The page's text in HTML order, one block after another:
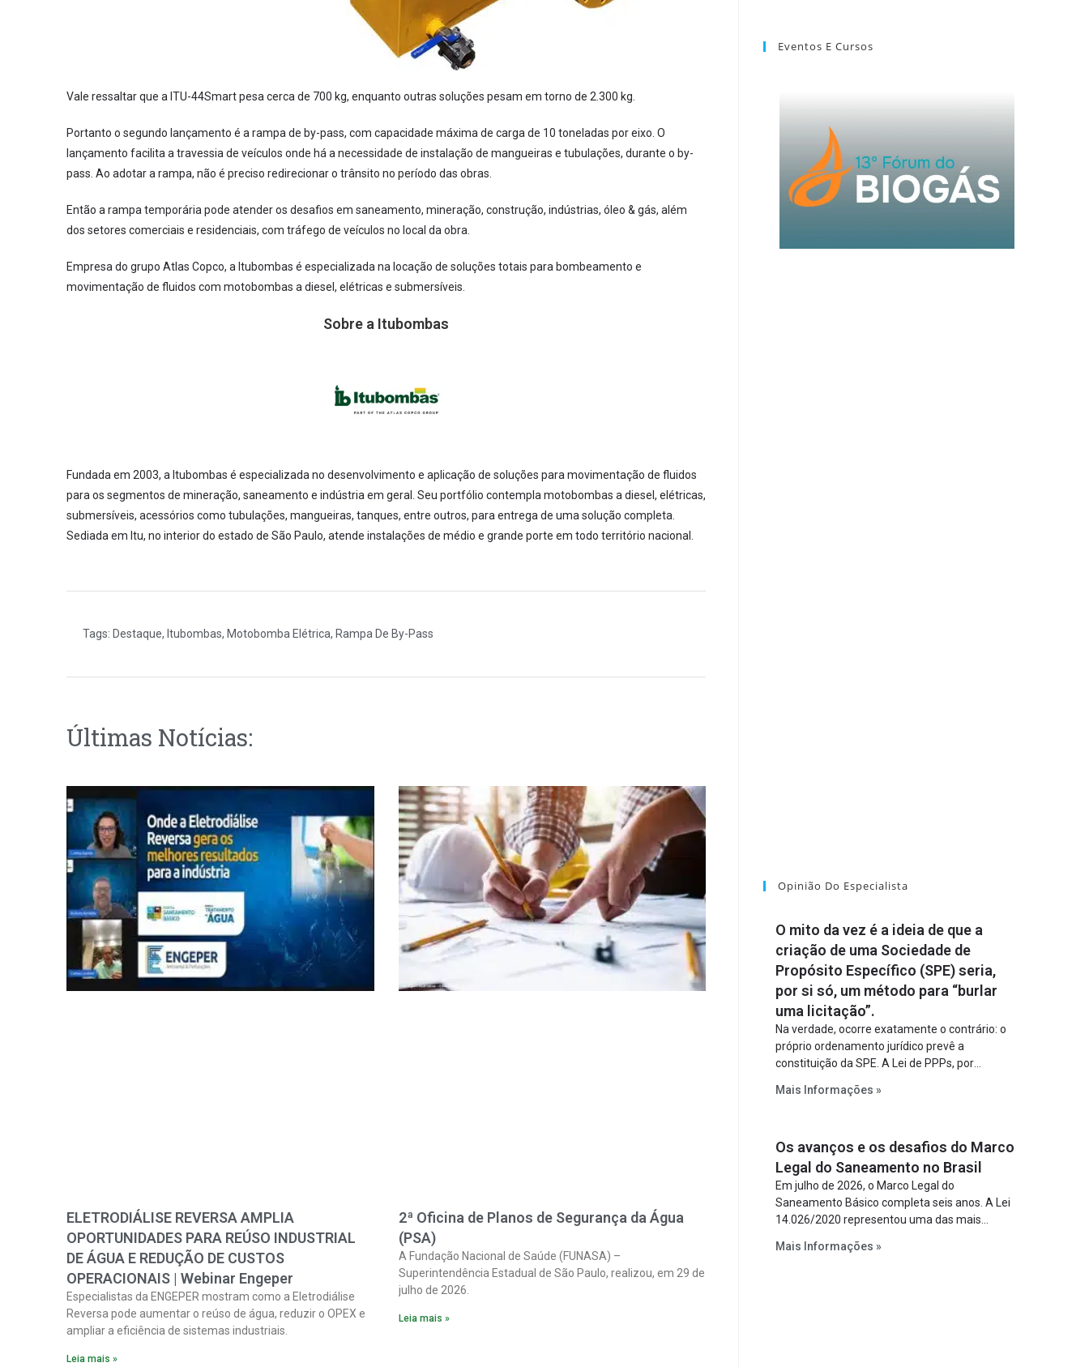
Vale ressaltar que a ITU-44Smart pesa cerca de 700 kg, enquanto outras soluções pesam em torno de 2.300 kg.
Portanto o segundo lançamento é a rampa de by-pass, com capacidade máxima de carga de 10 toneladas por eixo. O
lançamento facilita a travessia de veículos onde há a necessidade de instalação de mangueiras e tubulações, durante o by-
pass. Ao adotar a rampa, não é preciso redirecionar o trânsito no período das obras.
Então a rampa temporária pode atender os desafios em saneamento, mineração, construção, indústrias, óleo & gás, além
dos setores comerciais e residenciais, com tráfego de veículos no local da obra.
Empresa do grupo Atlas Copco, a Itubombas é especializada na locação de soluções totais para bombeamento e
movimentação de fluidos com motobombas a diesel, elétricas e submersíveis.
Sobre a Itubombas
Fundada em 2003, a Itubombas é especializada no desenvolvimento e aplicação de soluções para movimentação de fluidos
para os segmentos de mineração, saneamento e indústria em geral. Seu portfólio contempla motobombas a diesel, elétricas,
submersíveis, acessórios como tubulações, mangueiras, tanques, entre outros, para entrega de uma solução completa.
Sediada em Itu, no interior do estado de São Paulo, atende instalações de médio e grande porte em todo território nacional.
Tags: Destaque, Itubombas, Motobomba Elétrica, Rampa De By-Pass
Últimas Notícias:
ELETRODIÁLISE REVERSA AMPLIA
OPORTUNIDADES PARA REÚSO INDUSTRIAL
DE ÁGUA E REDUÇÃO DE CUSTOS
OPERACIONAIS | Webinar Engeper
Especialistas da ENGEPER mostram como a Eletrodiálise
Reversa pode aumentar o reúso de água, reduzir o OPEX e
ampliar a eficiência de sistemas industriais.
Leia mais »
2ª Oficina de Planos de Segurança da Água
(PSA)
A Fundação Nacional de Saúde (FUNASA) –
Superintendência Estadual de São Paulo, realizou, em 29 de
julho de 2026.
Leia mais »
Eventos E Cursos
Opinião Do Especialista
O mito da vez é a ideia de que a
criação de uma Sociedade de
Propósito Específico (SPE) seria,
por si só, um método para “burlar
uma licitação”.
Na verdade, ocorre exatamente o contrário: o
próprio ordenamento jurídico prevê a
constituição da SPE. A Lei de PPPs, por
constitua uma SPE para implantar e gerir o
Lei de Concessões, a figura é facultativa e
sujeita a uma escolha racional de projeto a
projeto.
Mais Informações »
Os avanços e os desafios do Marco
Legal do Saneamento no Brasil
Em julho de 2026, o Marco Legal do
Saneamento Básico completa seis anos. A Lei
14.026/2020 representou uma das mais
estabelecer metas claras para a
Mais Informações »